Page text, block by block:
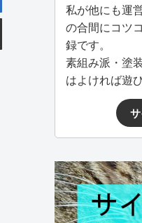
私が他にも運
の合間にコツ
録です。
素組み派・塗
はよければ遊